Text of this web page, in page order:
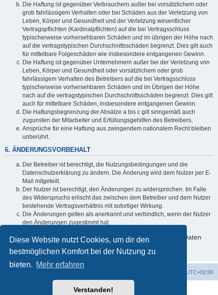
Diese Website nutzt Cookies, um dir den
bestmöglichen Komfort bei der Nutzung zu
bieten. Mehr erfahren
Verstanden!
Die Haftung ist gegenüber Verbrauchern außer bei vorsätzlichem oder
grob fahrlässigem Verhalten oder bei Schäden aus der Verletzung von
Leben, Körper und Gesundheit und der Verletzung wesentlicher
Vertragspflichten (Kardinalpflichten) auf die bei Vertragsschluss
typischerweise vorhersehbaren Schäden und im übrigen der Höhe nach
auf die vertragstypischen Durchschnittsschäden begrenzt. Dies gilt auch
für mittelbare Folgeschäden wie insbesondere entgangenen Gewinn.
Die Haftung ist gegenüber Unternehmern außer bei der Verletzung von
Leben, Körper und Gesundheit oder vorsätzlichem oder grob
fahrlässigem Verhalten des Betreibers auf die bei Vertragsschluss
typischerweise vorhersehbaren Schäden und im Übrigen der Höhe
nach auf die vertragstypischen Durchschnittsschäden begrenzt. Dies gilt
auch für mittelbare Schäden, insbesondere entgangenen Gewinn.
Die Haftungsbegrenzung der Absätze a bis c gilt sinngemäß auch
zugunsten der Mitarbeiter und Erfüllungsgehilfen des Betreibers.
Ansprüche für eine Haftung aus zwingendem nationalem Recht bleiben
unberührt.
6. ÄNDERUNGSVORBEHALT
Der Betreiber ist berechtigt, die Nutzungsbedingungen und die
Datenschutzerklärung zu ändern. Die Änderung wird dem Nutzer per E-
Mail mitgeteilt.
Der Nutzer ist berechtigt, den Änderungen zu widersprechen. Im Falle
des Widerspruchs erlischt das zwischen dem Betreiber und dem Nutzer
bestehende Vertragsverhältnis mit sofortiger Wirkung.
Die Änderungen gelten als anerkannt und verbindlich, wenn der Nutzer
den Änderungen zugestimmt hat.
Informationen über den Umgang mit deinen persönlichen Daten
sind in der Datenschutzerklärung enthalten.
UTC+02:00
Powered byphpBB® Forum Software © phpBB Limited